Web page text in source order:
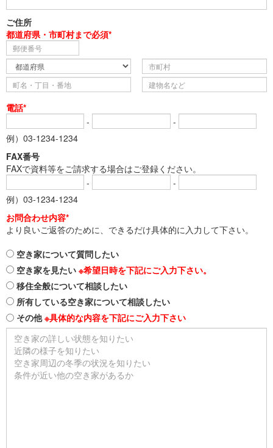
ご住所
都道府県・市町村まで必須*
電話*
-
-
例）03-1234-1234
FAX番号
FAXで資料等をご請求する場合はご登録ください。
-
-
例）03-1234-1234
お問合わせ内容*
より良いご返答のために、できるだけ具体的に入力して下さい。
空き家について質問したい
空き家を見たい ※希望日時を下記にご入力下さい。
移住全般について相談したい
所有している空き家について相談したい
その他※具体的な内容を下記にご入力下さい